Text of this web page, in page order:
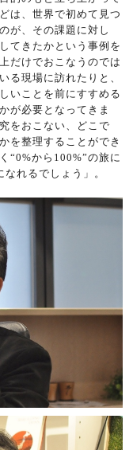
は、世界で初めて見つ
が、その課題に対し
てきたかという事例を
だけでおこなうのでは
る現場に訪れたりと、
いことを前にすすめる
が必要となってきま
をおこない、どこで
を整理することができ
“0%から100%”の旅に
れるでしょう」。